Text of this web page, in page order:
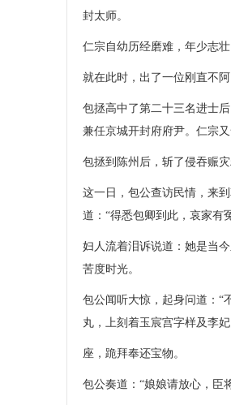
封太师。
仁宗自幼历经磨难，年少志
就在此时，出了一位刚直不
包拯高中了第二十三名进士
兼任京城开封府府尹。仁宗
包拯到陈州后，斩了侵吞赈
这一日，包公查访民情，来
道：“得悉包卿到此，哀家有
妇人流着泪诉说道：她是当
苦度时光。
包公闻听大惊，起身问道：“
丸，上刻着玉宸宫字样及李
座，跪拜奉还宝物。
包公奏道：“娘娘请放心，臣